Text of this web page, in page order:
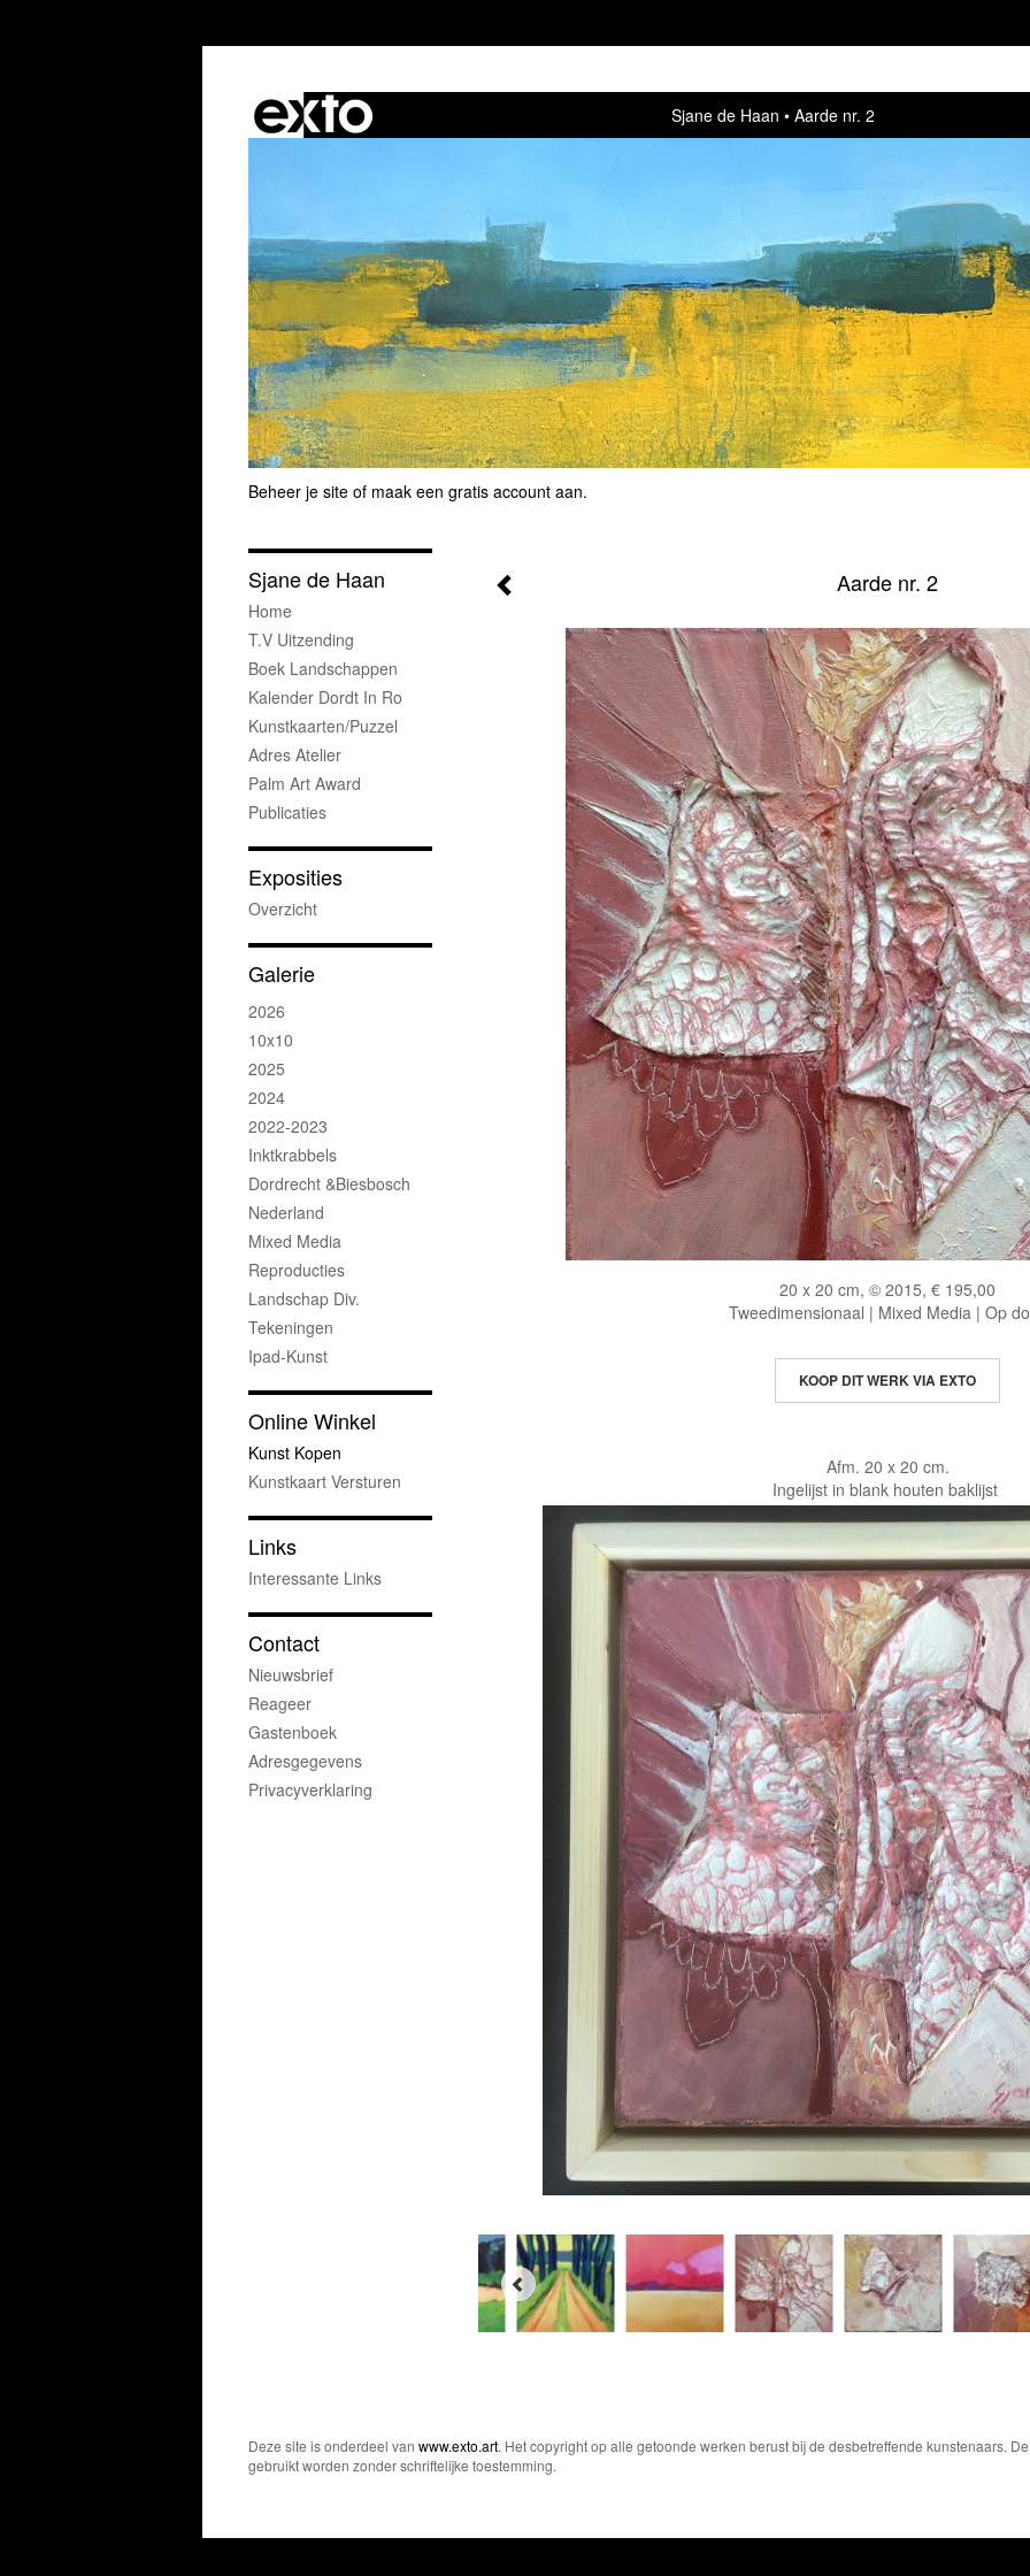
Sjane de Haan Aarde nr. 2
Beheer je site of maak een gratis account aan.
Aarde nr. 2
20 x 20 cm, © 2015, € 195,00
Tweedimensionaal | Mixed Media | Op
KOOP DIT WERK VIA EXTO
Afm. 20 x 20 cm.
Ingelijst in blank houten baklijst
Sjane de Haan
Home
T.v Uitzending
Boek Landschappen
Kalender Dordt In Ro
Kunstkaarten/puzzel
Adres Atelier
Palm Art Award
Publicaties
Exposities
Overzicht
Galerie
2026
10x10
2025
2024
2022-2023
Inktkrabbels
Dordrecht &Biesbosch
Nederland
Mixed Media
Reproducties
Landschap Div.
Tekeningen
Ipad-Kunst
Online Winkel
Kunst Kopen
Kunstkaart Versturen
Links
Interessante Links
Contact
Nieuwsbrief
Reageer
Gastenboek
Adresgegevens
Privacyverklaring
Deze site is onderdeel van www.exto.art. Het copyright op alle getoonde werken berust bij de desbetreffende kunstenaars.
gebruikt worden zonder schriftelijke toestemming.